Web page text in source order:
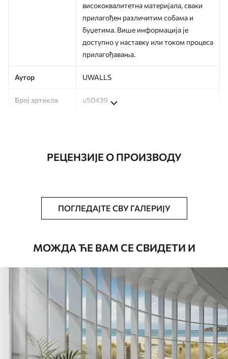
висококвалитетна материјала, сваки
прилагођен различитим собама и
буџетима. Више информација је
доступно у наставку или током процеса
прилагођавања.
Аутор UWALLS
Број артикла u50439
Тапета се може нежно очистити меким
сунђером. Позадине са завршном
водом.
Доступни материјали
Standard
.0027.00
РЕЦЕНЗИЈЕ О ПРОИЗВОДУ
ПОГЛЕДАЈТЕ СВУ ГАЛЕРИЈУ
МОЖДА ЋЕ ВАМ СЕ СВИДЕТИ И